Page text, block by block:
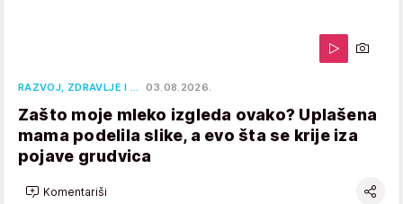
RAZVOJ, ZDRAVLJE I … 03.08.2026.
Zašto moje mleko izgleda ovako? Uplašena
mama podelila slike, a evo šta se krije iza
pojave grudvica
Komentariši